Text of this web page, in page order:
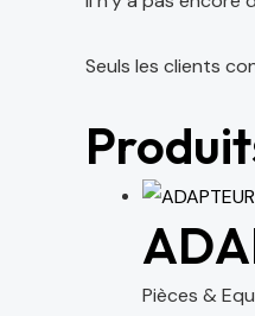
Seuls les clients
Pièces &